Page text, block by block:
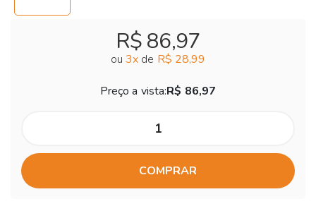
R$ 86,97
ou 3x de R$ 28,99
Preço a vista:R$ 86,97
COMPRAR